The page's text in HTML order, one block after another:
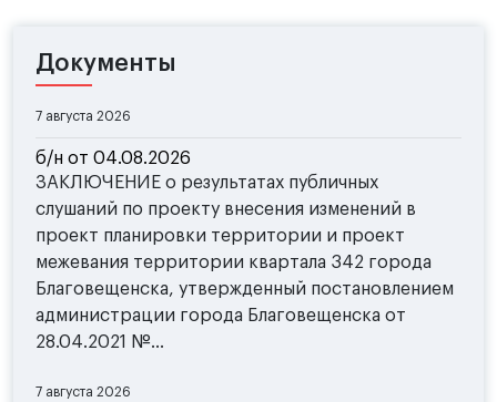
Документы
7 августа 2026
б/н от 04.08.2026
ЗАКЛЮЧЕНИЕ о результатах публичных
слушаний по проекту внесения изменений в
проект планировки территории и проект
межевания территории квартала 342 города
Благовещенска, утвержденный постановлением
администрации города Благовещенска от
28.04.2021 №...
7 августа 2026